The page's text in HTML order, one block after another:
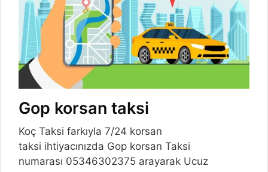
Gop korsan taksi
Koç Taksi farkıyla 7/24 korsan
taksi ihtiyacınızda Gop korsan Taksi
numarası 05346302375 arayarak Ucuz